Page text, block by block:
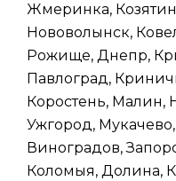
Жмеринка,
Нововолынск,
Рожище, Днепр,
Павлоград,
Коростень, Малин,
Ужгород, Мукачево,
Виноградов,
Коломыя, Долина,